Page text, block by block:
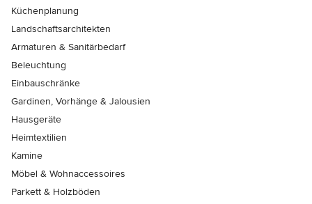
Küchenplanung
Landschaftsarchitekten
Armaturen & Sanitärbedarf
Beleuchtung
Einbauschränke
Gardinen, Vorhänge & Jalousien
Hausgeräte
Heimtextilien
Kamine
Möbel & Wohnaccessoires
Parkett & Holzböden